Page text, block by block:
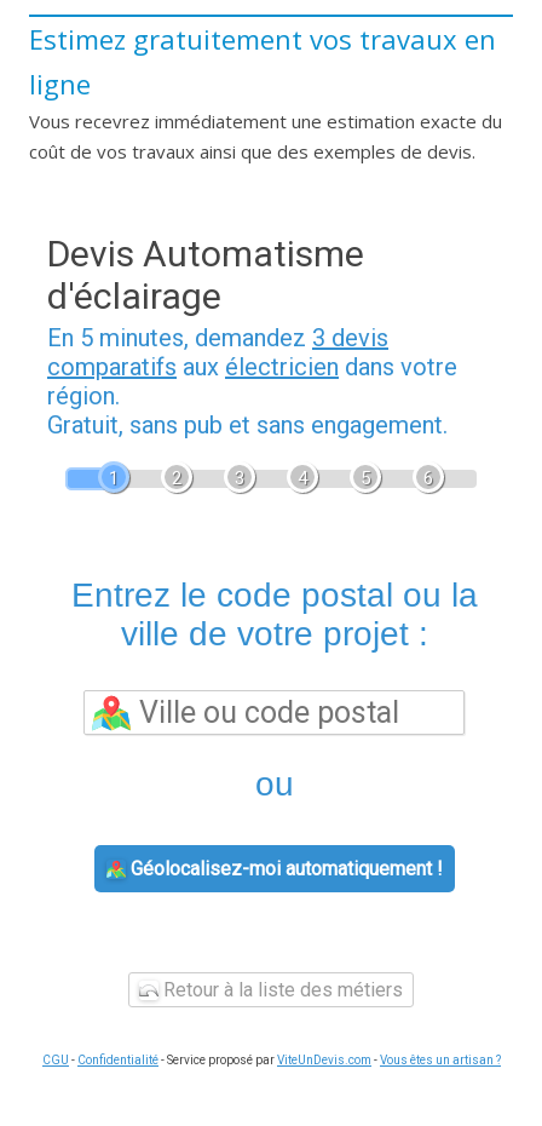
Estimez gratuitement vos travaux en
ligne
Vous recevrez immédiatement une estimation exacte du
coût de vos travaux ainsi que des exemples de devis.
Devis Automatisme
d'éclairage
En 5 minutes, demandez 3 devis
comparatifs aux électricien dans votre
région.
Gratuit, sans pub et sans engagement.
1 2 3 4 5 6
Entrez le code postal ou la
ville de votre projet :
ou
Géolocalisez-moi automatiquement !
Retour à la liste des métiers
CGU - Confidentialité- Service proposé parViteUnDevis.com -Vous êtes un artisan ?